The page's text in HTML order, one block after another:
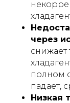
через
снижает
полном
падает,
Низкая